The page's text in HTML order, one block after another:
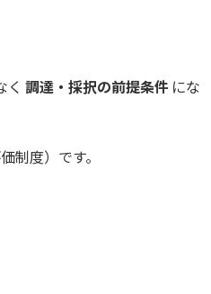
く 調達・採択の前提条件 にな
制度）です。